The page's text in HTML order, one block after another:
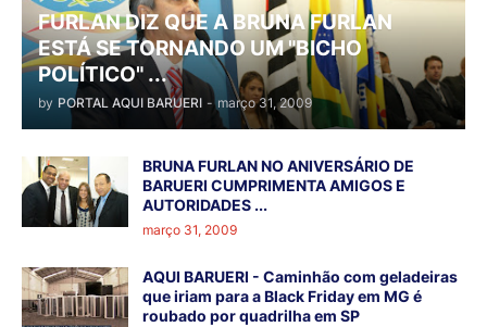
FURLAN DIZ QUE A BRUNA FURLAN
ESTÁ SE TORNANDO UM "BICHO
POLÍTICO" ...
by PORTAL AQUI BARUERI - março 31, 2009
BRUNA FURLAN NO ANIVERSÁRIO DE
BARUERI CUMPRIMENTA AMIGOS E
AUTORIDADES ...
março 31, 2009
AQUI BARUERI - Caminhão com geladeiras
que iriam para a Black Friday em MG é
roubado por quadrilha em SP